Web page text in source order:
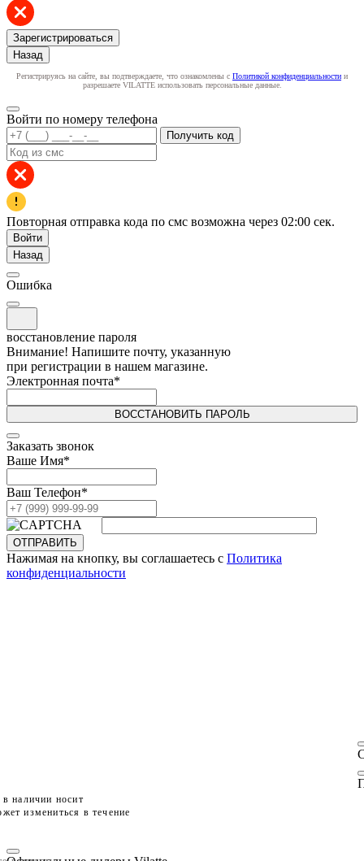
Зарегистрироваться
Назад
Регистрируясь на сайте, вы подтверждаете, что ознакомлены с Политикой конфиденциальности и
разрешаете VILATTE использовать персональные данные.
Войти по номеру телефона
Получить код
Повторная отправка кода по смс возможна через 02:00 сек.
Войти
Назад
Ошибка
восстановление пароля
Внимание! Напишите почту, указанную
при регистрации в нашем магазине.
Электронная почта*
ВОССТАНОВИТЬ ПАРОЛЬ
Заказать звонок
Ваше Имя*
Ваш Телефон*
ОТПРАВИТЬ
Нажимая на кнопку, вы соглашаетесь с Политика
конфиденциальности
наличии носит
измениться в течение